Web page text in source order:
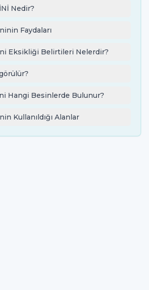
Nedir?
Faydaları
Eksikliği Belirtileri Nelerdir?
Hangi Besinlerde Bulunur?
Kullanıldığı Alanlar